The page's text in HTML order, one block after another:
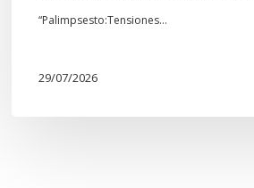
“Palimpsesto:Tensiones…
29/07/2026